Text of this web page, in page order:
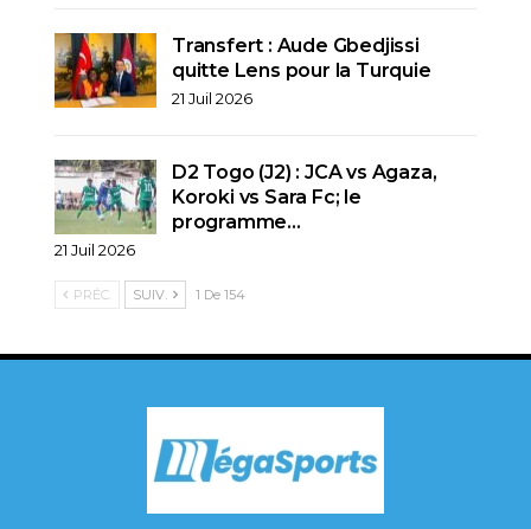
Transfert : Aude Gbedjissi
quitte Lens pour la Turquie
21 Juil 2026
D2 Togo (J2) : JCA vs Agaza,
Koroki vs Sara Fc; le
programme…
21 Juil 2026
PRÉC. SUIV. 1 De 154